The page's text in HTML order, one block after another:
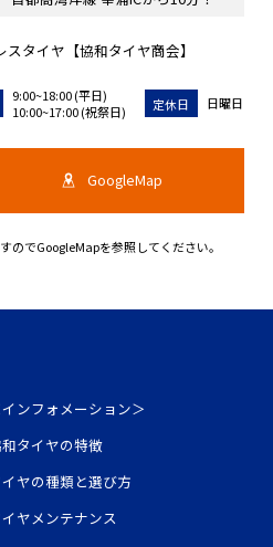
タイヤ【協和タイヤ商会】
9:00~18:00 (平日)
10:00~17:00 (祝祭日)
定休日 日曜日
GoogleMap
でGoogleMapを参照してください。
ンフォメーション＞
タイヤの特徴
ヤの種類と選び方
ヤメンテナンス